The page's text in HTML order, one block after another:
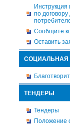
Инструкция
по
Сообщите
Оставить
СОЦИАЛЬНАЯ
ТЕНДЕРЫ
Тендеры
Положение